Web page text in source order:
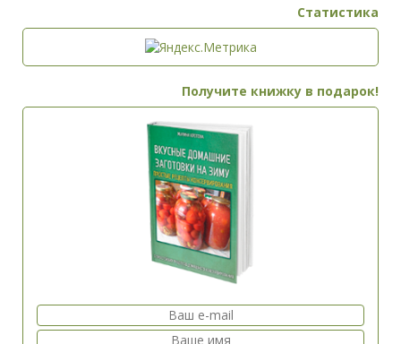
Статистика
Получите книжку в подарок!